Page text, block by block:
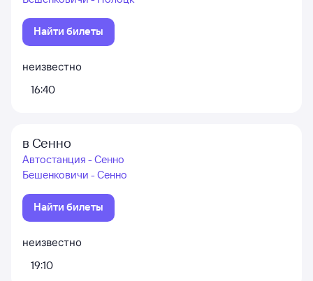
Найти билеты
неизвестно
16:40
в Сенно
Автостанция - Сенно
Бешенковичи - Сенно
Найти билеты
неизвестно
19:10